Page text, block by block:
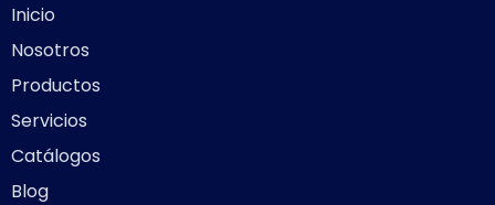
Inicio
Nosotros
Productos
Servicios
Catálogos
Blog